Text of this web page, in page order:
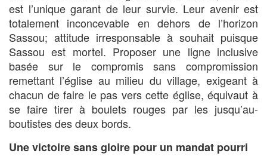
est l’unique garant de leur survie. Leur avenir est
totalement inconcevable en dehors de l’horizon
Sassou; attitude irresponsable à souhait puisque
Sassou est mortel. Proposer une ligne inclusive
basée sur le compromis sans compromission
remettant l’église au milieu du village, exigeant à
chacun de faire le pas vers cette église, équivaut à
se faire tirer à boulets rouges par les jusqu’au-
boutistes des deux bords.
Une victoire sans gloire pour un mandat pourri